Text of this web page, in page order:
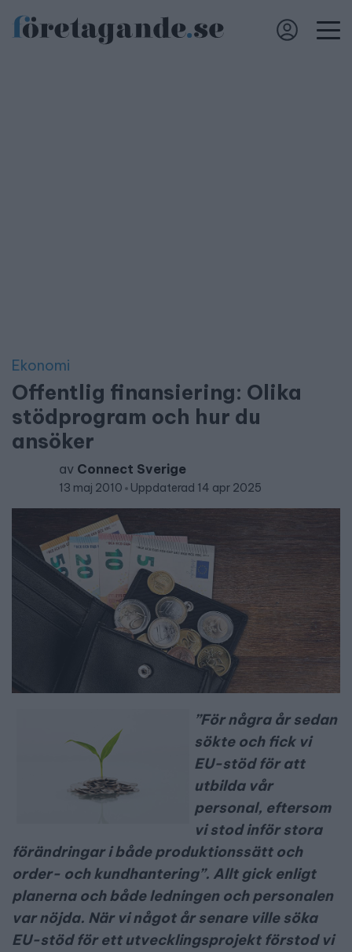
Ekonomi
Offentlig finansiering: Olika
stödprogram och hur du
ansöker
av Connect Sverige
13 maj 2010 Uppdaterad 14 apr 2025
”För några år sedan
sökte och fick vi
EU-stöd för att
utbilda vår
personal, eftersom
vi stod inför stora
förändringar i både produktionssätt och
order- och kundhantering”. Allt gick enligt
planerna och både ledningen och personalen
var nöjda. När vi något år senare ville söka
EU-stöd för ett utvecklingsprojekt förstod vi